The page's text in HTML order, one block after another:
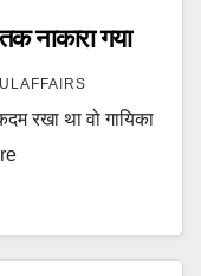
नाकारा गया
रखा था वो गायिका